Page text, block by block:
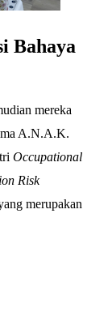
Bahaya
mereka
A.N.A.K.
Occupational
Risk
merupakan